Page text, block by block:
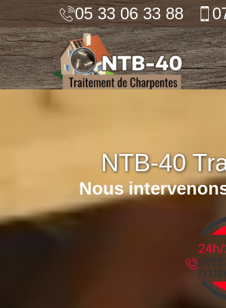
05 33 06 33 88
NTB-40
Nous